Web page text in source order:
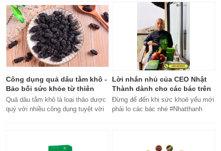
Công dụng quả dâu tằm khô -
Bảo bối sức khỏe từ thiên
nhiên
Quả dâu tằm khô là loại thảo dược
quý với nhiều công dụng tuyệt vời
Lời nhắn nhủ của CEO Nhật
Thành dành cho các bác trên
50 tuổi
Đừng để đến khi sức khoẻ yếu mới
phải lo các bác nhé #Nhatthanh
#khoetubentrong #nhatthanhbak